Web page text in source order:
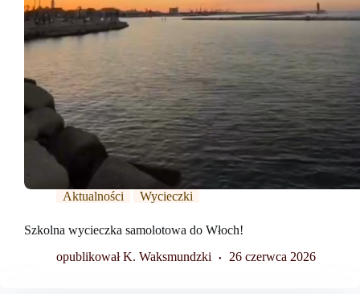
Aktualności Wycieczki
Szkolna wycieczka samolotowa do Włoch!
opublikował K. Waksmundzki
26 czerwca 2026